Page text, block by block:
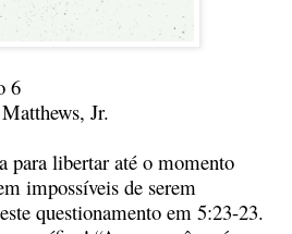
6
Jr.
para libertar até o momento
impossíveis de serem
questionamento em 5:23-23.